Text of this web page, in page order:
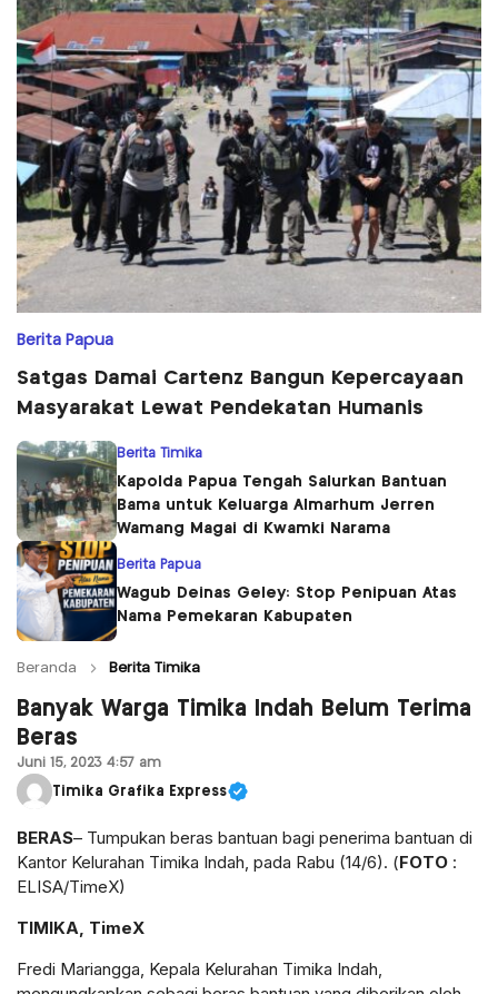
Berita Papua
Satgas Damai Cartenz Bangun Kepercayaan
Masyarakat Lewat Pendekatan Humanis
Berita Timika
Kapolda Papua Tengah Salurkan Bantuan
Bama untuk Keluarga Almarhum Jerren
Wamang Magai di Kwamki Narama
Berita Papua
Wagub Deinas Geley: Stop Penipuan Atas
Nama Pemekaran Kabupaten
Beranda Berita Timika
Banyak Warga Timika Indah Belum Terima
Beras
Juni 15, 2023 4:57 am
Timika Grafika Express
BERAS– Tumpukan beras bantuan bagi penerima bantuan di
Kantor Kelurahan Timika Indah, pada Rabu (14/6). (FOTO :
ELISA/TimeX)
TIMIKA, TimeX
Fredi Mariangga, Kepala Kelurahan Timika Indah,